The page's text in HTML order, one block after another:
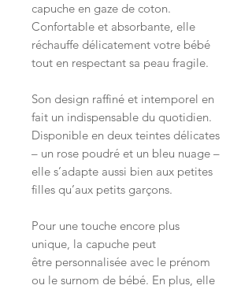
capuche en gaze de coton.
Confortable et absorbante, elle
réchauffe délicatement votre bébé
tout en respectant sa peau fragile.
Son design raffiné et intemporel en
fait un indispensable du quotidien.
Disponible en deux teintes délicates
– un rose poudré et un bleu nuage –
elle s’adapte aussi bien aux petites
filles qu’aux petits garçons.
Pour une touche encore plus
unique, la capuche peut
être personnalisée avec le prénom
ou le surnom de bébé. En plus, elle